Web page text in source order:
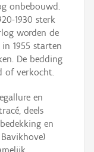
onbebouwd.
1930 sterk
worden de
1955 starten
De bedding
of verkocht.
en
deels
en